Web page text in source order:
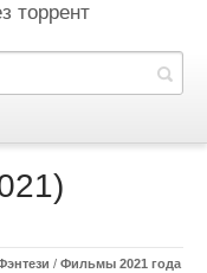
торрент
/ Фильмы 2021 года